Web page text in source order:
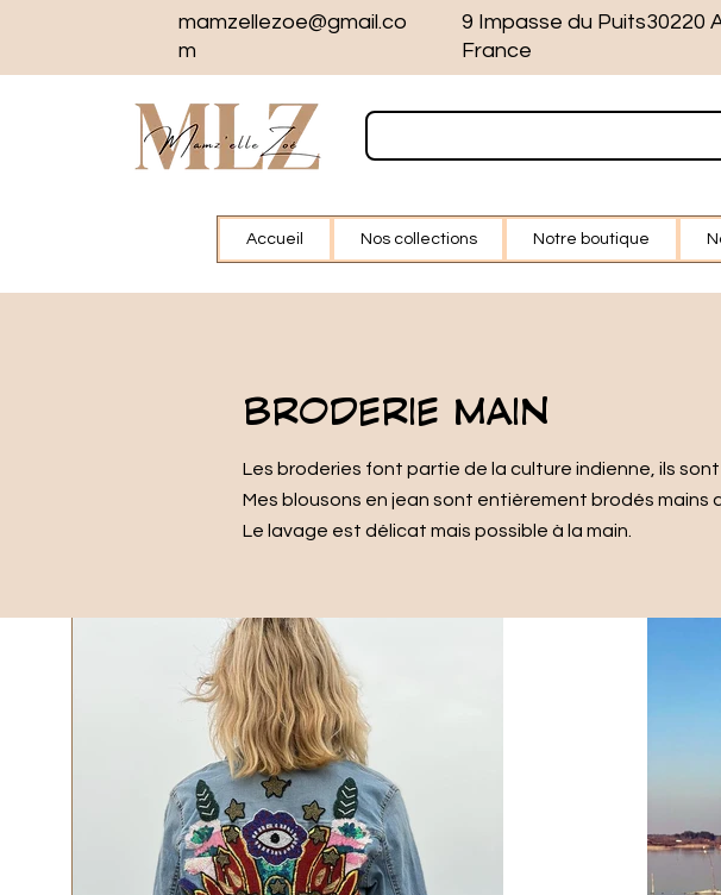
mamzellezoe@gmail.co
m
9 Impasse du Puits30220
France
Accueil Nos collections Notre boutique
BRODERIE MAIN
Les broderies font partie de la culture indienne, ils
Mes blousons en jean sont entièrement brodés mains
Le lavage est délicat mais possible à la main.